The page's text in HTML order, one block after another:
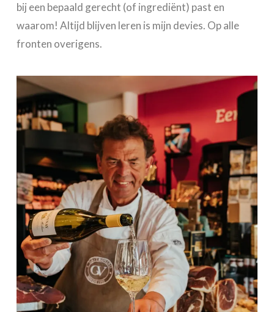
bij een bepaald gerecht (of ingrediënt) past en
waarom! Altijd blijven leren is mijn devies. Op alle
fronten overigens.